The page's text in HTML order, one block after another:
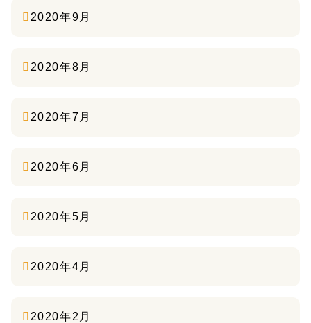
2020年9月
2020年8月
2020年7月
2020年6月
2020年5月
2020年4月
2020年2月